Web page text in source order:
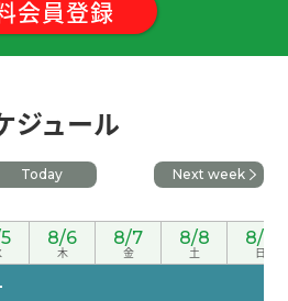
练习了微信, 现在可以放心了
老吉”这样的“凉茶”—这是一
物和“中药”的中国草药茶。
( 女性 )
有各自的空间，不一定什么
下次见！( 男性 )
会員登録
ジュール
Today Next week
8/6
木
8/7
金
8/8
土
8/9
日